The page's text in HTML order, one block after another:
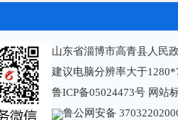
山东省淄博市高青县人民
建议电脑分辨率大于
鲁ICP备05024473号 网站
鲁公网安备